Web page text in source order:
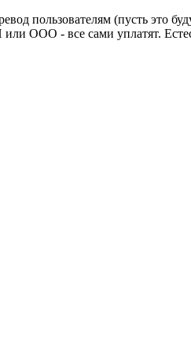
пользователям (пусть это
ООО - все сами уплатят.